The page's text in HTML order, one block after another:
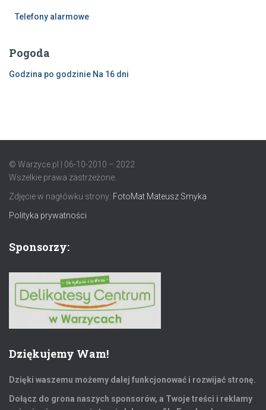
Telefony alarmowe
Pogoda
Godzina po godzinie Na 16 dni
© Warzyce.pl | 06-10-2010 – 2022
Wszelkie prawa zastrzeżone.
Zdjęcie w nagłówku strony: FotoMat Mateusz Smyka
Polityka prywatności
Sponsorzy:
Dziękujemy Wam!
Dzięki waszemu możemy dalej funkcjonować i rozwijać stronę.
Dołącz do grona naszych sponsorów, a Twoje treści i reklamy